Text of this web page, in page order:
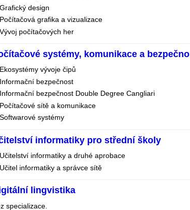
Grafický design
Počítačová grafika a vizualizace
Vývoj počítačových her
systémy, komunikace a
Ekosystémy vývoje čipů
Informační bezpečnost
Informační bezpečnost Double Degree Cangliari
Počítačové sítě a komunikace
Softwarové systémy
informatiky pro střední školy
Učitelství informatiky a druhé aprobace
Učitel informatiky a správce sítě
lingvistika
specializace.